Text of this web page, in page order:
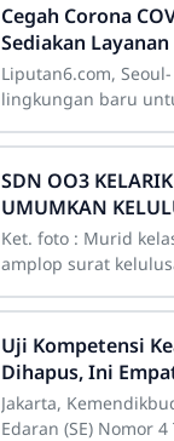
Cegah Corona
Sediakan
untuk Pelajar
Liputan6.com, Seoul- Dengan adanya
lingkungan baru
Corona COVID-19,
menjadi ide
SDN OO3
UMUMKAN
KELAS VI
Ket. foto : Murid
amplop surat
murid-murid kelas
pengumuman
Uji Kompetensi
Dihapus, Ini
Pengganti UKK
Jakarta,
Edaran (SE) Nomor